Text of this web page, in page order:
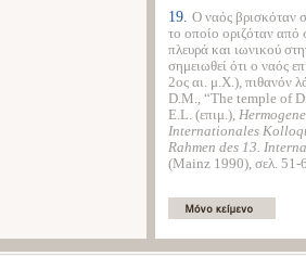
19. Ο ναός βρισκόταν
το οποίο οριζόταν από
πλευρά και ιωνικού
σημειωθεί ότι ο ναός
2ος αι. μ.Χ.), πιθανόν
D.M., “The temple of
E.L. (επιμ.),
Internationales
Rahmen des 13.
(Mainz 1990), σελ. 51-